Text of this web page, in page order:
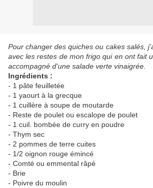
Pour changer des quiches ou cakes salés,
avec les restes de mon frigo qui en ont fait
accompagné d'une salade verte vinaigrée.
Ingrédients :
- 1 pâte feuilletée
- 1 yaourt à la grecque
- 1 cuillère à soupe de moutarde
- Reste de poulet ou escalope de poulet
- 1 cuil. bombée de curry en poudre
- Thym sec
- 2 pommes de terre cuites
- 1/2 oignon rouge émincé
- Comté ou emmental râpé
- Brie
- Poivre du moulin